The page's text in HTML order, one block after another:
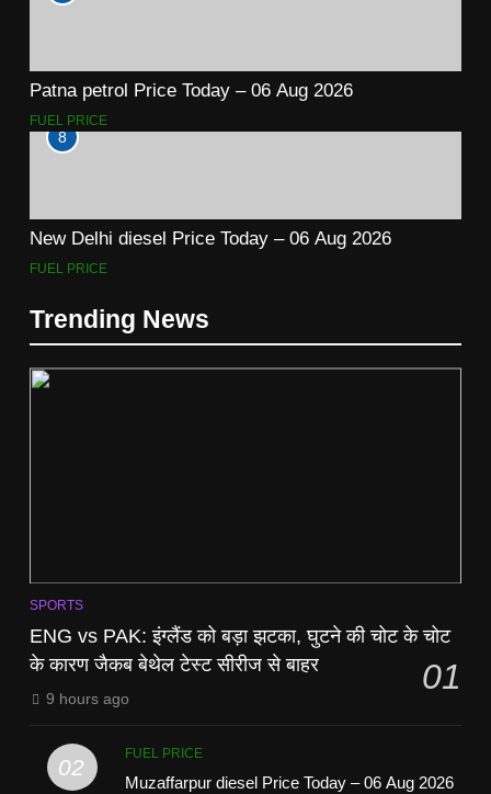
Patna petrol Price Today – 06 Aug 2026
FUEL PRICE
8
New Delhi diesel Price Today – 06 Aug 2026
FUEL PRICE
Trending News
SPORTS
ENG vs PAK: इंग्लैंड को बड़ा झटका, घुटने की चोट के चोट
के कारण जैकब बेथेल टेस्ट सीरीज से बाहर
01
9 hours ago
02
FUEL PRICE
Muzaffarpur diesel Price Today – 06 Aug 2026